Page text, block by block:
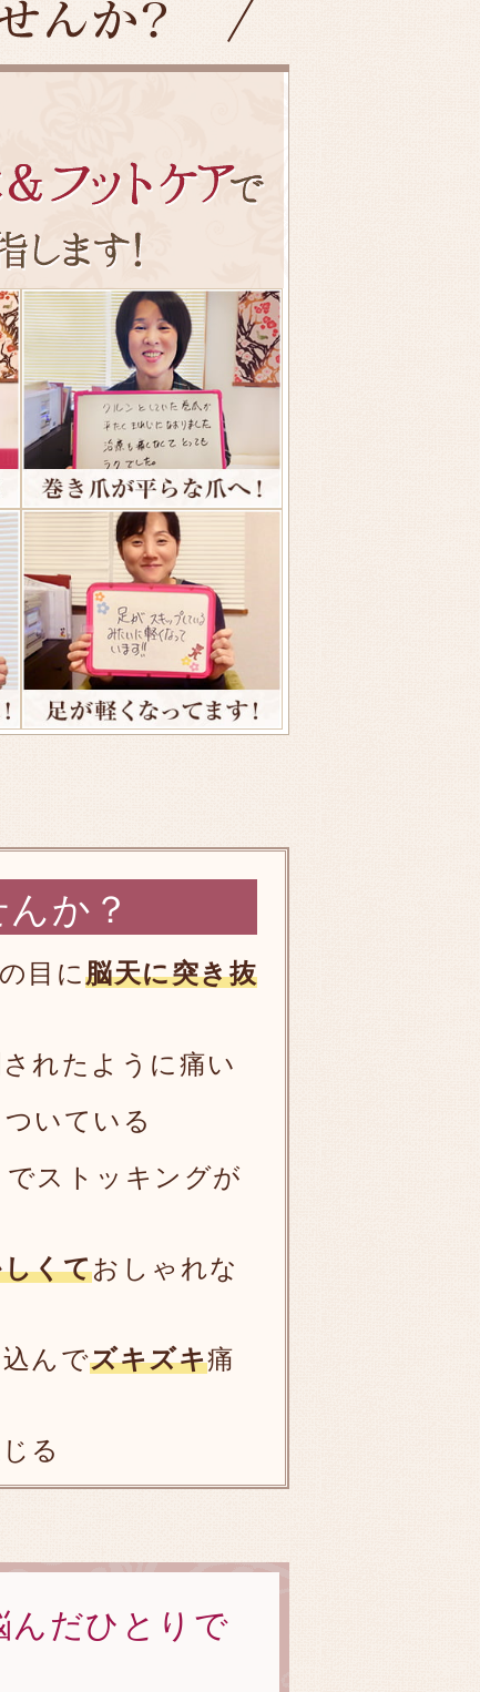
か？
目に脳天に突き抜
れたように痛い
いている
ストッキングが
くておしゃれな
んでズキズキ痛
る
んだひとりで